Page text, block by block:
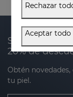
Suscríbete a
20% de
Obtén
tu piel.
Rechazar
Aceptar todo